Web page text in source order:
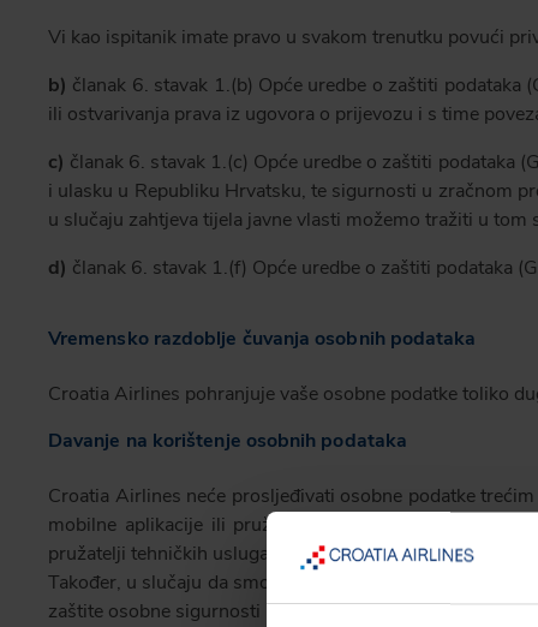
Vi kao ispitanik imate pravo u svakom trenutku povući
b) članak 6. stavak 1.(b) Opće uredbe o zaštiti
ili ostvarivanja prava iz ugovora o prijevozu i s time
c) članak 6. stavak 1.(c) Opće uredbe o zaštiti podataka
i ulasku u Republiku Hrvatsku, te sigurnosti u zračnom
u slučaju zahtjeva tijela javne vlasti možemo tražiti u tom
d) članak 6. stavak 1.(f) Opće uredbe o zaštiti podataka
Vremensko razdoblje čuvanja osobnih podataka
Croatia Airlines pohranjuje vaše osobne podatke toliko
Davanje na korištenje osobnih podataka
Croatia Airlines neće prosljeđivati osobne podatke
mobilne aplikacije ili pružanja usluga Croatia Airlines
pružatelji tehničkih usluga stranaka, dostavljači pošte,
Također, u slučaju da smo u obvezi i) prema pozitivnim
zaštite osobne sigurnosti naših korisnika ili javnog